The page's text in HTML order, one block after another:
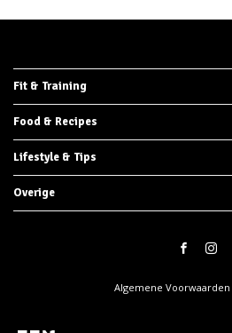
Fit & Training
Food & Recipes
Lifestyle & Tips
Overige
Algemene Voorwaarden